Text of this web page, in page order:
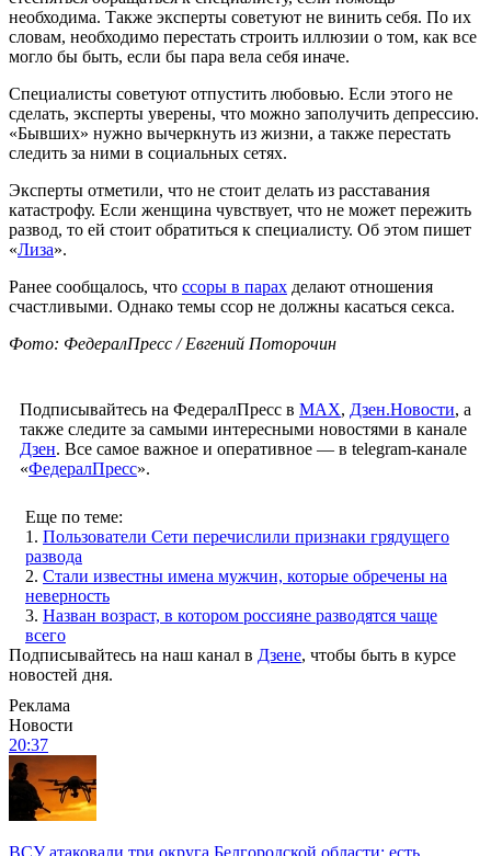
необходима. Также эксперты советуют не винить себя. По их
словам, необходимо перестать строить иллюзии о том, как все
могло бы быть, если бы пара вела себя иначе.
Специалисты советуют отпустить любовью. Если этого не
сделать, эксперты уверены, что можно заполучить депрессию.
«Бывших» нужно вычеркнуть из жизни, а также перестать
следить за ними в социальных сетях.
Эксперты отметили, что не стоит делать из расставания
катастрофу. Если женщина чувствует, что не может пережить
развод, то ей стоит обратиться к специалисту. Об этом пишет
«Лиза».
Ранее сообщалось, что ссоры в парах делают отношения
счастливыми. Однако темы ссор не должны касаться секса.
Фото: ФедералПресс / Евгений Поторочин
Подписывайтесь на ФедералПресс в МАХ, Дзен.Новости, а
также следите за самыми интересными новостями в канале
Дзен. Все самое важное и оперативное — в telegram-канале
«ФедералПресс».
Еще по теме:
1. Пользователи Сети перечислили признаки грядущего
развода
2. Стали известны имена мужчин, которые обречены на
неверность
3. Назван возраст, в котором россияне разводятся чаще
всего
Подписывайтесь на наш канал в Дзене, чтобы быть в курсе
новостей дня.
Реклама
Новости
20:37
ВСУ атаковали три округа Белгородской области: есть